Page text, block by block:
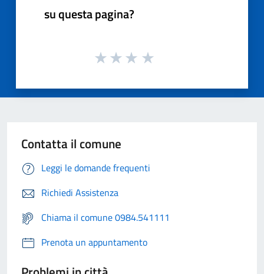
su questa pagina?
Contatta il comune
Leggi le domande frequenti
Richiedi Assistenza
Chiama il comune 0984.541111
Prenota un appuntamento